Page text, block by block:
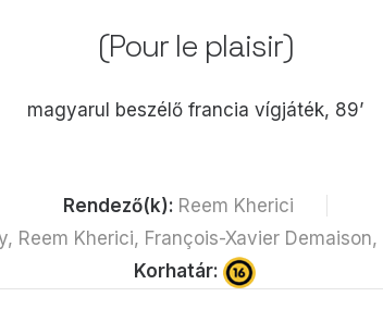
(Pour le plaisir)
magyarul beszélő francia vígjáték, 89’
Rendező(k): Reem Kherici
Reem Kherici, François-Xavier
Korhatár: